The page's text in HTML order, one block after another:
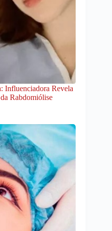
Influenciadora Revela
Rabdomiólise